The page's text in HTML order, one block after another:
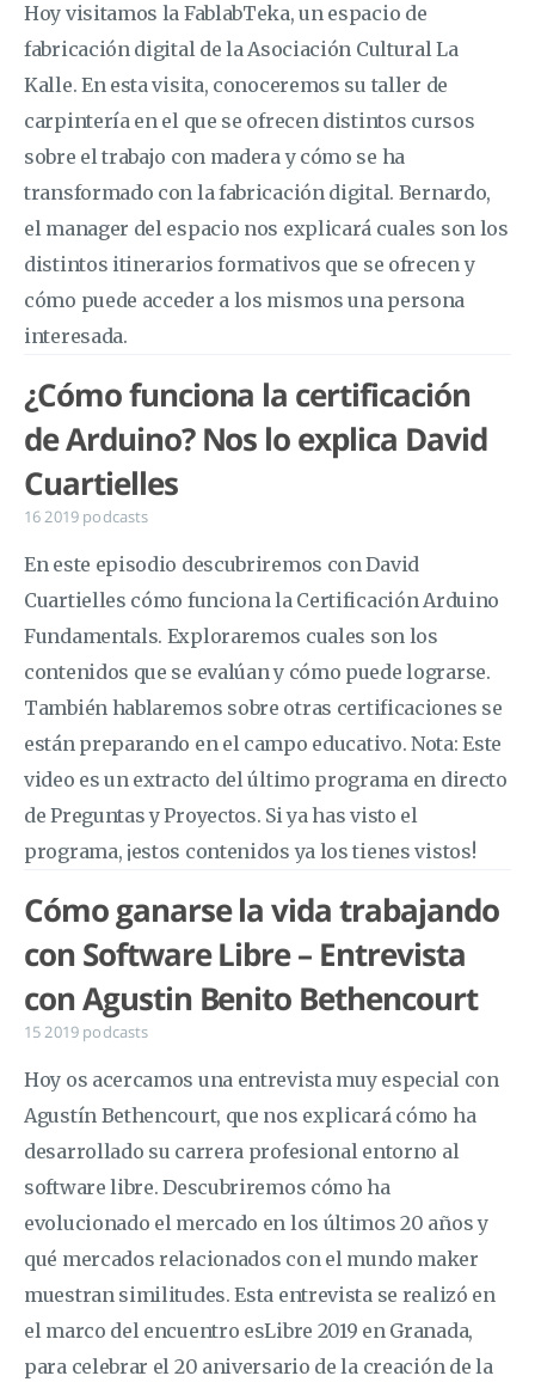
Hoy visitamos la FablabTeka, un espacio de
fabricación digital de la Asociación Cultural La
Kalle. En esta visita, conoceremos su taller de
carpintería en el que se ofrecen distintos cursos
sobre el trabajo con madera y cómo se ha
transformado con la fabricación digital. Bernardo,
el manager del espacio nos explicará cuales son los
distintos itinerarios formativos que se ofrecen y
cómo puede acceder a los mismos una persona
interesada.
¿Cómo funciona la certificación
de Arduino? Nos lo explica David
Cuartielles
16 2019 podcasts
En este episodio descubriremos con David
Cuartielles cómo funciona la Certificación Arduino
Fundamentals. Exploraremos cuales son los
contenidos que se evalúan y cómo puede lograrse.
También hablaremos sobre otras certificaciones se
están preparando en el campo educativo. Nota: Este
video es un extracto del último programa en directo
de Preguntas y Proyectos. Si ya has visto el
programa, ¡estos contenidos ya los tienes vistos!
Cómo ganarse la vida trabajando
con Software Libre – Entrevista
con Agustin Benito Bethencourt
15 2019 podcasts
Hoy os acercamos una entrevista muy especial con
Agustín Bethencourt, que nos explicará cómo ha
desarrollado su carrera profesional entorno al
software libre. Descubriremos cómo ha
evolucionado el mercado en los últimos 20 años y
qué mercados relacionados con el mundo maker
muestran similitudes. Esta entrevista se realizó en
el marco del encuentro esLibre 2019 en Granada,
para celebrar el 20 aniversario de la creación de la